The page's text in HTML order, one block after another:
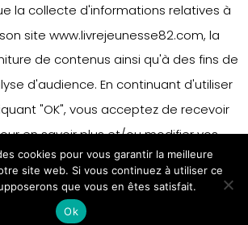
la collecte d'informations relatives à
site www.livrejeunesse82.com, la
de contenus ainsi qu'à des fins de
d'audience. En continuant d'utiliser
"OK", vous acceptez de recevoir
en savoir plus et/ou modifier vos
de cookies, merci de vous référer
sur les cookies.
Accepter
En savoir plus
cookies pour vous garantir la meilleure
site web. Si vous continuez à utiliser ce
que vous en êtes satisfait.
Ok